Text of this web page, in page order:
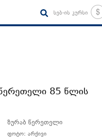
სებ-ის კურსი
85 წლის
ზურაბ წერეთელი
ფოტო: არქივი